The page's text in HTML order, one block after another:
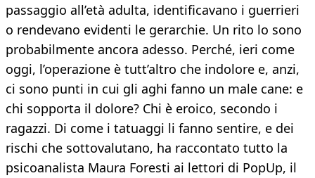
passaggio all’età adulta, identificavano i guerrieri
o rendevano evidenti le gerarchie. Un rito lo sono
probabilmente ancora adesso. Perché, ieri come
oggi, l’operazione è tutt’altro che indolore e, anzi,
ci sono punti in cui gli aghi fanno un male cane: e
chi sopporta il dolore? Chi è eroico, secondo i
ragazzi. Di come i tatuaggi li fanno sentire, e dei
rischi che sottovalutano, ha raccontato tutto la
psicoanalista Maura Foresti ai lettori di PopUp, il